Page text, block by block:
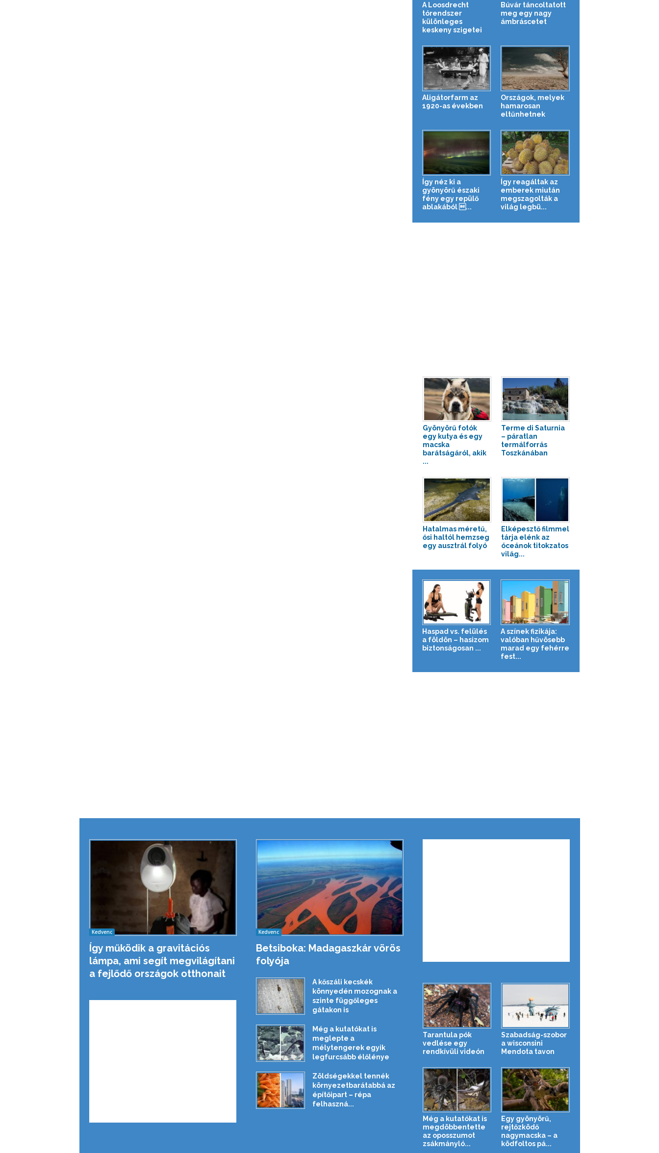
A Loosdrecht
tórendszer
különleges
keskeny szigetei
Búvár táncoltatott
meg egy nagy
ámbráscetet
Aligátorfarm az
1920-as években
Országok, melyek
hamarosan
eltűnhetnek
Így néz ki a
gyönyörű északi
fény egy repülő
ablakából ...
Így reagáltak az
emberek miután
megszagolták a
világ legbü...
Gyönyörű fotók
egy kutya és egy
macska
barátságáról, akik
...
Terme di Saturnia
– páratlan
termálforrás
Toszkánában
Hatalmas méretű,
ősi haltól hemzseg
egy ausztrál folyó
Elképesztő filmmel
tárja elénk az
óceánok titokzatos
világ...
Haspad vs. felülés
a földön – hasizom
biztonságosan ...
A színek fizikája:
valóban hűvösebb
marad egy fehérre
fest...
Kedvenc
Így működik a gravitációs
lámpa, ami segít megvilágítani
a fejlődő országok otthonait
Kedvenc
Betsiboka: Madagaszkár vörös
folyója
A kőszáli kecskék
könnyedén mozognak a
szinte függőleges
gátakon is
Még a kutatókat is
meglepte a
mélytengerek egyik
legfurcsább élőlénye
Zöldségekkel tennék
környezetbarátabbá az
építőipart – répa
felhaszná...
Tarantula pók
vedlése egy
rendkívüli videón
Szabadság-szobor
a wisconsini
Mendota tavon
Még a kutatókat is
megdöbbentette
az oposszumot
zsákmányló...
Egy gyönyörű,
rejtőzködő
nagymacska – a
ködfoltos pá...